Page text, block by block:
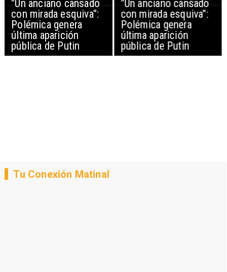
"Un anciano cansado
con mirada esquiva":
Polémica genera
última aparición
pública de Putin
"Un anciano cansado
con mirada esquiva":
Polémica genera
última aparición
pública de Putin
Tu Conexión Matinal